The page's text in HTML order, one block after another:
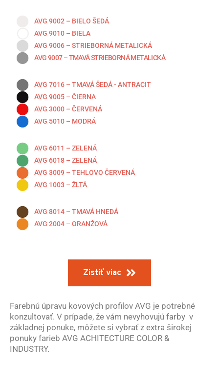
AVG 9002 – BIELO ŠEDÁ
AVG 9010 – BIELA
AVG 9006 – STRIEBORNÁ METALICKÁ
AVG 9007 – TMAVÁ STRIEBORNÁ METALICKÁ
AVG 7016 – TMAVÁ ŠEDÁ - ANTRACIT
AVG 9005 – ČIERNA
AVG 3000 – ČERVENÁ
AVG 5010 – MODRÁ
AVG 6011 – ZELENÁ
AVG 6018 – ZELENÁ
AVG 3009 – TEHLOVO ČERVENÁ
AVG 1003 – ŽLTÁ
AVG 8014 – TMAVÁ HNEDÁ
AVG 2004 – ORANŽOVÁ
Zistiť viac
Farebnú úpravu kovových profilov AVG je potrebné
konzultovať. V prípade, že vám nevyhovujú farby v
základnej ponuke, môžete si vybrať z extra širokej
ponuky farieb AVG ACHITECTURE COLOR &
INDUSTRY.